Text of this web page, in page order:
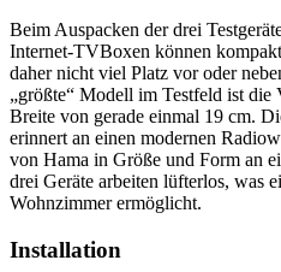
Beim Auspacken der drei
Internet-TVBoxen können
daher nicht viel Platz vor oder
„größte“ Modell im Testfeld ist
Breite von gerade einmal 19 cm.
erinnert an einen modernen
von Hama in Größe und Form an
drei Geräte arbeiten lüfterlos, was
Wohnzimmer ermöglicht.
Installation